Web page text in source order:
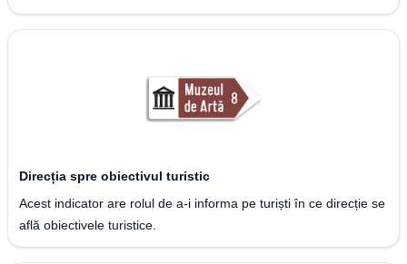
Direcția spre obiectivul turistic
Acest indicator are rolul de a-i informa pe turiști în ce direcție se
află obiectivele turistice.